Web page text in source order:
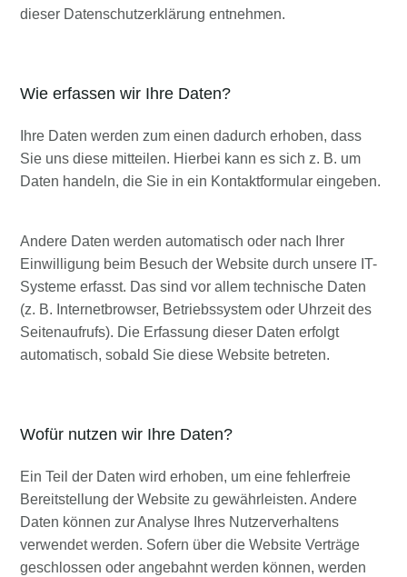
dieser Datenschutzerklärung entnehmen.
Wie erfassen wir Ihre Daten?
Ihre Daten werden zum einen dadurch erhoben, dass
Sie uns diese mitteilen. Hierbei kann es sich z. B. um
Daten handeln, die Sie in ein Kontaktformular eingeben.
Andere Daten werden automatisch oder nach Ihrer
Einwilligung beim Besuch der Website durch unsere IT-
Systeme erfasst. Das sind vor allem technische Daten
(z. B. Internetbrowser, Betriebssystem oder Uhrzeit des
Seitenaufrufs). Die Erfassung dieser Daten erfolgt
automatisch, sobald Sie diese Website betreten.
Wofür nutzen wir Ihre Daten?
Ein Teil der Daten wird erhoben, um eine fehlerfreie
Bereitstellung der Website zu gewährleisten. Andere
Daten können zur Analyse Ihres Nutzerverhaltens
verwendet werden. Sofern über die Website Verträge
geschlossen oder angebahnt werden können, werden